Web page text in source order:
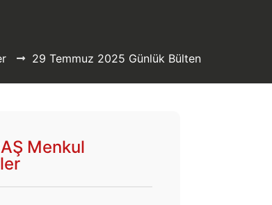
29 Temmuz 2025 Günlük Bülten
Menkul